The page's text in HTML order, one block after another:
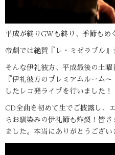
平成が終りGWも終り、季節もめ
帝劇では絶賛『レ・ミゼラブル』
そんな伊礼彼方、平成最後の土曜
『伊礼彼方のプレミアムルーム
したレコ発ライブを行いました！
CD全曲を初めて生でご披露し、
らお馴染みの伊礼節も炸裂！皆
ました。本当にありがとうござい